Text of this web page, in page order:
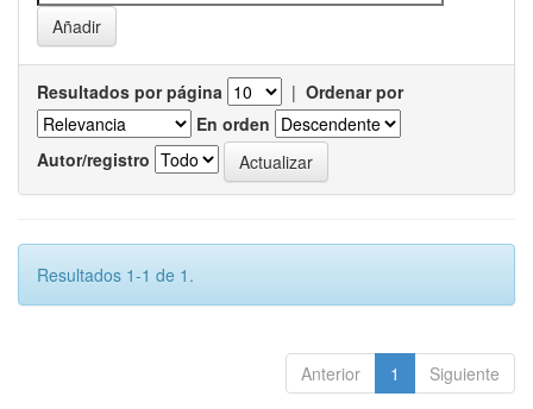
Resultados por página | Ordenar por
En orden
Autor/registro
Resultados 1-1 de 1.
Anterior 1 Siguiente